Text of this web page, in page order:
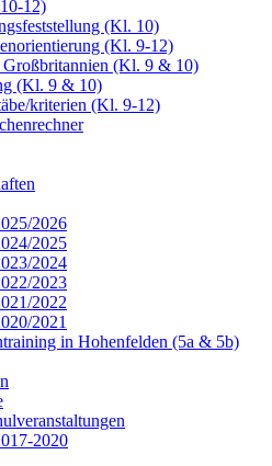
12)
(Kl. 10)
(Kl. 9-12)
Großbritannien (Kl. 9 & 10)
(Kl. 9 & 10)
kriterien (Kl. 9-12)
2026
2025
2024
2023
2022
2021
in Hohenfelden (5a & 5b)
2020